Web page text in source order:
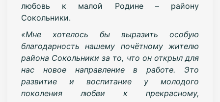
любовь к малой Родине – району
Сокольники.
«Мне хотелось бы выразить особую
благодарность нашему почётному жителю
района Сокольники за то, что он открыл для
нас новое направление в работе. Это
развитие и воспитание у молодого
поколения любви к прекрасному,